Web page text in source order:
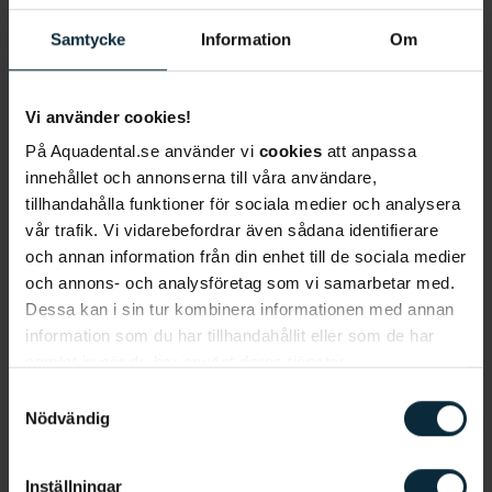
Samtycke Information Om
Vi använder cookies!
På Aquadental.se använder vi cookies att anpassa
innehållet och annonserna till våra användare,
tillhandahålla funktioner för sociala medier och analysera
vår trafik. Vi vidarebefordrar även sådana identifierare
och annan information från din enhet till de sociala medier
och annons- och analysföretag som vi samarbetar med.
Dessa kan i sin tur kombinera informationen med annan
information som du har tillhandahållit eller som de har
Nödvändig
Inställningar
tandvårdskedjan mot att förbättra den svenska
munhälsan och i längden således bidra med
samhällsnytta genom att minska belastningen på
leder till hjärt- och kärlsjukdomar, ökad risk för
diabetes och demens men framför allt psykisk
ohälsa och socialt utanförskap.
– Vi är inne i en spännande fas där vi fortsätter
att växa och ständigt arbetar för att förbättra
tandvården i Sverige. Tillsammans med Mondo kan
vi höja vår målsättning och låta oss inspireras och
utvecklas för att komma ännu längre,” säger Niklas